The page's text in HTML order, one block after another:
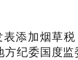
加烟草税
纪委国度